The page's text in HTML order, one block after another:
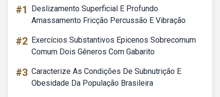
#1
Deslizamento Superficial E Profundo
Amassamento Fricção Percussão E Vibração
#2 Exercícios Substantivos Epicenos Sobrecomum
Comum Dois Gêneros Com Gabarito
#3 Caracterize As Condições De Subnutrição E
Obesidade Da População Brasileira